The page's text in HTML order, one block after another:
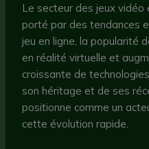
Le secteur des jeux vidéo
porté par des tendances
jeu en ligne, la popularité
en réalité virtuelle et
croissante de
son héritage et de ses
positionne comme un
cette évolution rapide.